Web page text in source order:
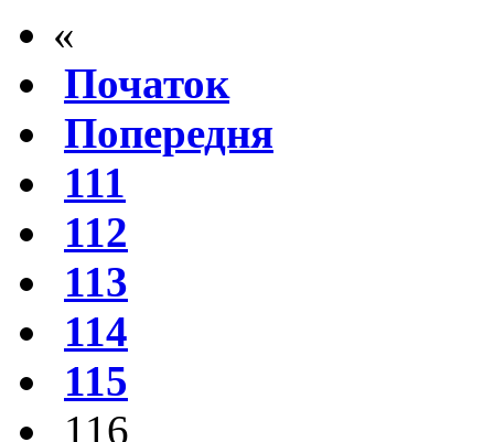
«
Початок
Попередня
111
112
113
114
115
116